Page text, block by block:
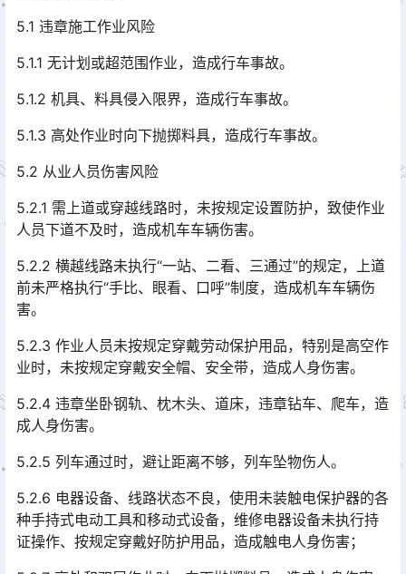
5.1 违章施工作业风险
5.1.1 无计划或超范围作业，造成行车事故。
5.1.2 机具、料具侵入限界，造成行车事故。
5.1.3 高处作业时向下抛掷料具，造成行车事故。
5.2 从业人员伤害风险
5.2.1 需上道或穿越线路时，未按规定设置防护，致使作业
人员下道不及时，造成机车车辆伤害。
5.2.2 横越线路未执行“一站、二看、三通过”的规定，上道
前未严格执行“手比、眼看、口呼”制度，造成机车车辆伤
害。
5.2.3 作业人员未按规定穿戴劳动保护用品，特别是高空作
业时，未按规定穿戴安全帽、安全带，造成人身伤害。
5.2.4 违章坐卧钢轨、枕木头、道床，违章钻车、爬车，造
成人身伤害。
5.2.5 列车通过时，避让距离不够，列车坠物伤人。
5.2.6 电器设备、线路状态不良，使用未装触电保护器的各
种手持式电动工具和移动式设备，维修电器设备未执行持
证操作、按规定穿戴好防护用品，造成触电人身伤害；